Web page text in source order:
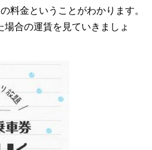
料金ということがわかります。
場合の運賃を見ていきましょ